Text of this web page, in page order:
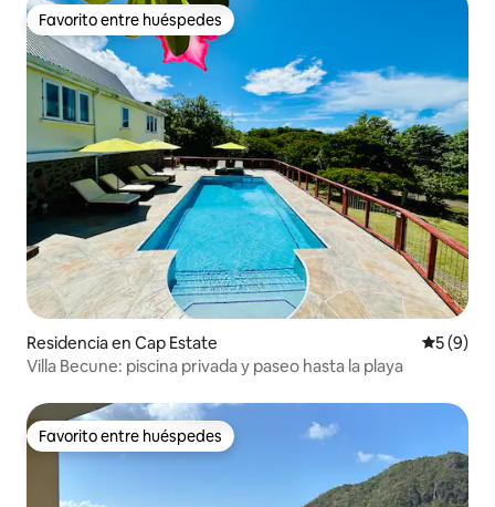
Favorito entre huéspedes
Favorito entre huéspedes
Residencia en Cap Estate
5 (9)
Villa Becune: piscina privada y paseo hasta la playa
Favorito entre huéspedes
Favorito entre huéspedes